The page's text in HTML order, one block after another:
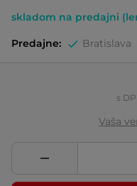
skladom na predajni
Predajne: Bratislava
s
Vaša